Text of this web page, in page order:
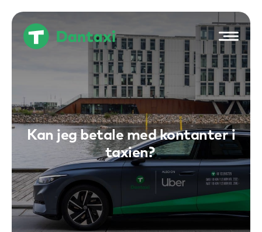
Hop
indholdet
Kan jeg betale med kontanter i
taxien?